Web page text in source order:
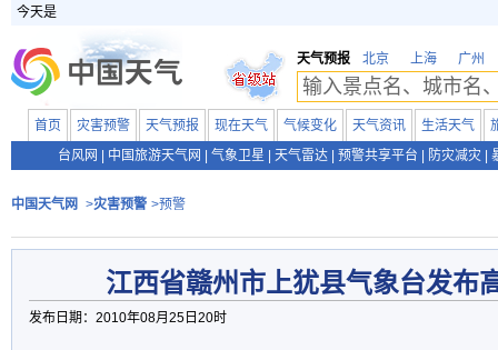
今天是
天气预报 北京 上海 广州
首页 灾害预警 天气预报 现在天气 气候变化 天气资讯 生活天气
台风网
中国旅游天气网 气象卫星 天气雷达 预警共享平台 防灾减灾
中国天气网 >灾害预警 >预警
江西省赣州市上犹县气象台发布
发布日期：2010年08月25日20时